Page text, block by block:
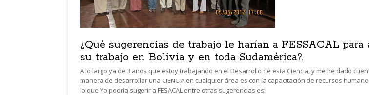
¿Qué sugerencias de trabajo le harían a FESSACAL para
su trabajo en Bolivia y en toda Sudamérica?.
A lo largo ya de 3 años que estoy trabajando en el Desarrollo de esta Ciencia, y me he dado
manera de desarrollar una CIENCIA en cualquier área es con la capacitación de recursos
lo que Yo podría sugerir a FESACAL entre otras sugerencias es: